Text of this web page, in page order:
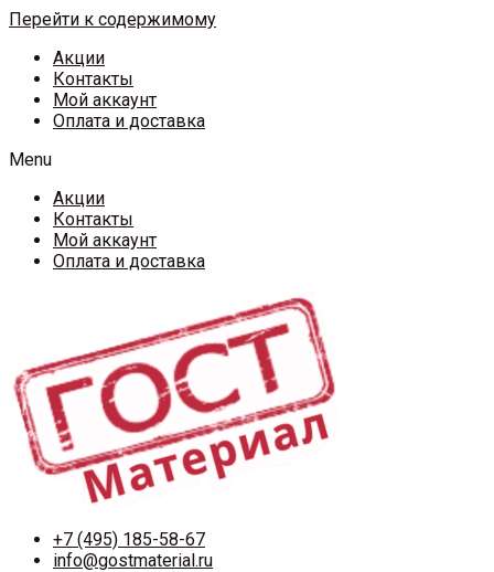
Перейти к содержимому
Акции
Контакты
Мой аккаунт
Оплата и доставка
Menu
Акции
Контакты
Мой аккаунт
Оплата и доставка
+7 (495) 185-58-67
info@gostmaterial.ru